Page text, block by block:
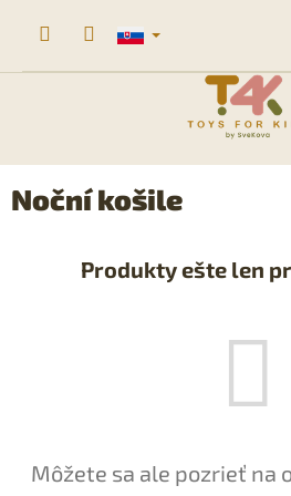
Noční košile
Produkty ešte len
Môžete sa ale pozrieť na